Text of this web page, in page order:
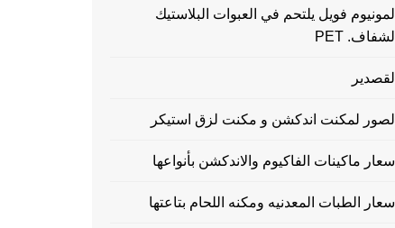
المونيوم فويل يلتحم في العبوات البلاستيك
الشفاف. PET
القصدير
الصور لمكنت اندكشن و مكنت لزق استيكر
اسعار ماكينات الفاكيوم والاندكشن بأنواعها
اسعار الطبات المعدنيه ومكنه اللحام بتاعتها